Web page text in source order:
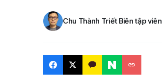
Chu Thành Triết Biên tập viên